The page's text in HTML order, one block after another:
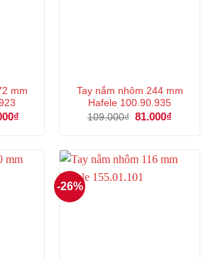
mm
₫
279.000₫.
Tay nắm nhôm 244 mm
Hafele 100.90.935
109.000₫ Giá
81.000₫
-26%